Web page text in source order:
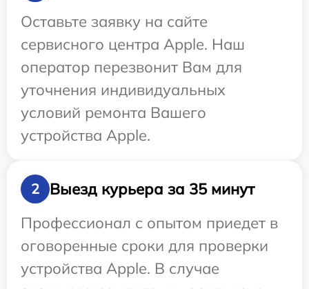
Оставьте заявку на сайте
сервисного центра Apple. Наш
оператор перезвонит Вам для
уточнения индивидуальных
условий ремонта Вашего
устройства Apple.
2
Выезд курьера за 35 минут
Профессионал с опытом приедет в
оговоренные сроки для проверки
устройства Apple. В случае